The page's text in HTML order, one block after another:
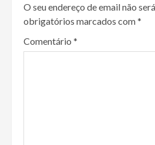
O seu endereço de email não
obrigatórios marcados com*
Comentário *